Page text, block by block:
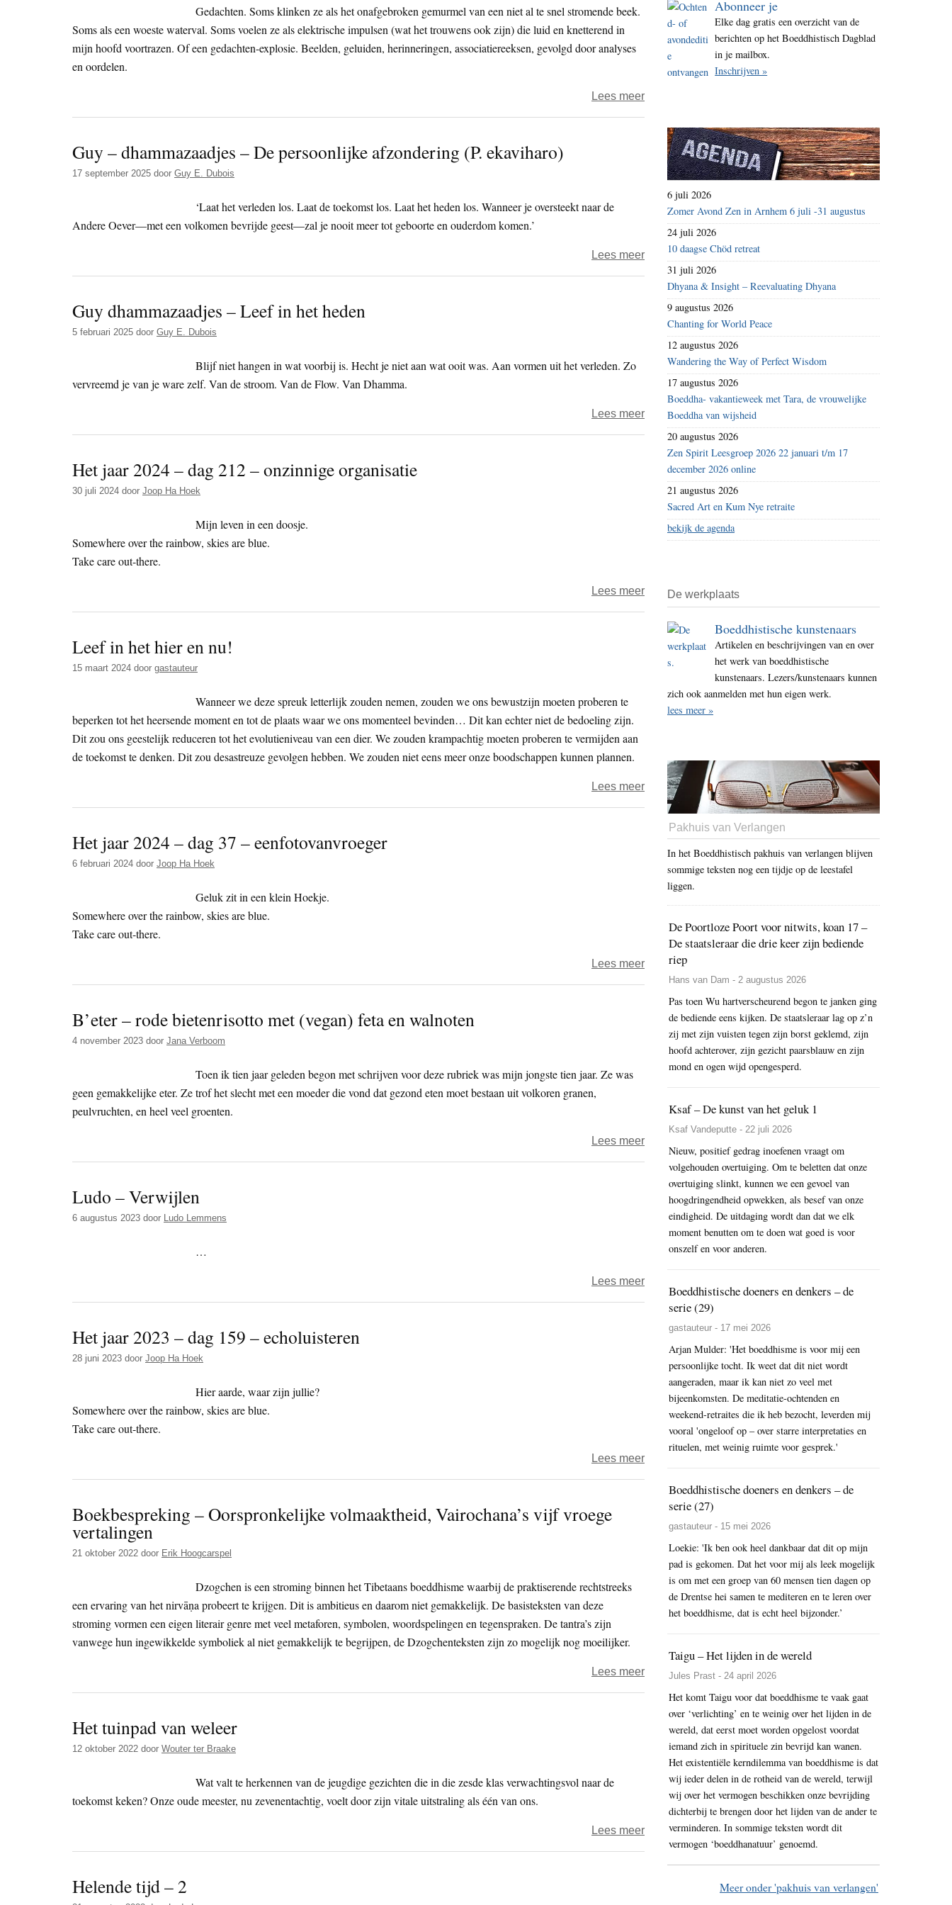
i
t
Gedachten. Soms klinken ze als het onafgebroken gemurmel van een niet al te snel stromende beek.
Soms als een woeste waterval. Soms voelen ze als elektrische impulsen (wat het trouwens ook zijn) die luid en knetterend in
mijn hoofd voortrazen. Of een gedachten-explosie. Beelden, geluiden, herinneringen, associatiereeksen, gevolgd door analyses
en oordelen.
Lees meerover
Spiegeltje
gedachten
gehechtheid
Guy – dhammazaadjes – De persoonlijke afzondering (P. ekaviharo)
17 september 2025 door Guy E. Dubois
‘Laat het verleden los. Laat de toekomst los. Laat het heden los. Wanneer je oversteekt naar de
Andere Oever—met een volkomen bevrijde geest—zal je nooit meer tot geboorte en ouderdom komen.’
Lees meerover
dhammazaadjes
persoonlijke
afzondering
ekaviharo)
Guy dhammazaadjes – Leef in het heden
5 februari 2025 door Guy E. Dubois
Blijf niet hangen in wat voorbij is. Hecht je niet aan wat ooit was. Aan vormen uit het verleden. Zo
vervreemd je van je ware zelf. Van de stroom. Van de Flow. Van Dhamma.
Lees meerover
dhammazaadjes
heden
Het jaar 2024 – dag 212 – onzinnige organisatie
30 juli 2024 door Joop Ha Hoek
Mijn leven in een doosje.
Somewhere over the rainbow, skies are blue.
Take care out-there.
Lees meerover
2024
Leef in het hier en nu!
15 maart 2024 door gastauteur
Wanneer we deze spreuk letterlijk zouden nemen, zouden we ons bewustzijn moeten proberen te
beperken tot het heersende moment en tot de plaats waar we ons momenteel bevinden… Dit kan echter niet de bedoeling zijn.
Dit zou ons geestelijk reduceren tot het evolutieniveau van een dier. We zouden krampachtig moeten proberen te vermijden aan
de toekomst te denken. Dit zou desastreuze gevolgen hebben. We zouden niet eens meer onze boodschappen kunnen plannen.
Lees meerover
Het jaar 2024 – dag 37 – eenfotovanvroeger
6 februari 2024 door Joop Ha Hoek
Geluk zit in een klein Hoekje.
Somewhere over the rainbow, skies are blue.
Take care out-there.
Lees meerover
2024
eenfotovanvroeger
B’eter – rode bietenrisotto met (vegan) feta en walnoten
4 november 2023 door Jana Verboom
Toen ik tien jaar geleden begon met schrijven voor deze rubriek was mijn jongste tien jaar. Ze was
geen gemakkelijke eter. Ze trof het slecht met een moeder die vond dat gezond eten moet bestaan uit volkoren granen,
peulvruchten, en heel veel groenten.
Lees meerover
B’eter
bietenrisotto
(vegan)
en
walnoten
Ludo – Verwijlen
6 augustus 2023 door Ludo Lemmens
…
Lees meerover
Ludo
Verwijlen
Het jaar 2023 – dag 159 – echoluisteren
28 juni 2023 door Joop Ha Hoek
Hier aarde, waar zijn jullie?
Somewhere over the rainbow, skies are blue.
Take care out-there.
Lees meerover
2023
Boekbespreking – Oorspronkelijke volmaaktheid, Vairochana’s vijf vroege
vertalingen
21 oktober 2022 door Erik Hoogcarspel
Dzogchen is een stroming binnen het Tibetaans boeddhisme waarbij de praktiserende rechtstreeks
een ervaring van het nirvāṇa probeert te krijgen. Dit is ambitieus en daarom niet gemakkelijk. De basisteksten van deze
stroming vormen een eigen literair genre met veel metaforen, symbolen, woordspelingen en tegenspraken. De tantra’s zijn
vanwege hun ingewikkelde symboliek al niet gemakkelijk te begrijpen, de Dzogchenteksten zijn zo mogelijk nog moeilijker.
Lees meerover
Oorspronkelijke
volmaaktheid,
Vairochana’s
vroege
vertalingen
Het tuinpad van weleer
12 oktober 2022 door Wouter ter Braake
Wat valt te herkennen van de jeugdige gezichten die in die zesde klas verwachtingsvol naar de
toekomst keken? Onze oude meester, nu zevenentachtig, voelt door zijn vitale uitstraling als één van ons.
Lees meerover
tuinpad
Helende tijd – 2
Abonneer je
Elke dag gratis een overzicht van de
berichten op het Boeddhistisch Dagblad
in je mailbox.
Inschrijven »
6 juli 2026
Zomer Avond Zen in Arnhem 6 juli -31 augustus
24 juli 2026
10 daagse Chöd retreat
31 juli 2026
Dhyana & Insight – Reevaluating Dhyana
9 augustus 2026
Chanting for World Peace
12 augustus 2026
Wandering the Way of Perfect Wisdom
17 augustus 2026
Boeddha- vakantieweek met Tara, de vrouwelijke
Boeddha van wijsheid
20 augustus 2026
Zen Spirit Leesgroep 2026 22 januari t/m 17
december 2026 online
21 augustus 2026
Sacred Art en Kum Nye retraite
bekijk de agenda
De werkplaats
Boeddhistische kunstenaars
Artikelen en beschrijvingen van en over
het werk van boeddhistische
kunstenaars. Lezers/kunstenaars kunnen
zich ook aanmelden met hun eigen werk.
lees meer »
Pakhuis van Verlangen
In het Boeddhistisch pakhuis van verlangen blijven
sommige teksten nog een tijdje op de leestafel
liggen.
De Poortloze Poort voor nitwits, koan 17 –
De staatsleraar die drie keer zijn bediende
riep
Hans van Dam - 2 augustus 2026
Pas toen Wu hartverscheurend begon te janken ging
de bediende eens kijken. De staatsleraar lag op z’n
zij met zijn vuisten tegen zijn borst geklemd, zijn
hoofd achterover, zijn gezicht paarsblauw en zijn
mond en ogen wijd opengesperd.
Ksaf – De kunst van het geluk 1
Ksaf Vandeputte - 22 juli 2026
Nieuw, positief gedrag inoefenen vraagt om
volgehouden overtuiging. Om te beletten dat onze
overtuiging slinkt, kunnen we een gevoel van
hoogdringendheid opwekken, als besef van onze
eindigheid. De uitdaging wordt dan dat we elk
moment benutten om te doen wat goed is voor
onszelf en voor anderen.
Boeddhistische doeners en denkers – de
serie (29)
gastauteur - 17 mei 2026
Arjan Mulder: 'Het boeddhisme is voor mij een
persoonlijke tocht. Ik weet dat dit niet wordt
aangeraden, maar ik kan niet zo veel met
bijeenkomsten. De meditatie-ochtenden en
weekend-retraites die ik heb bezocht, leverden mij
vooral 'ongeloof op – over starre interpretaties en
rituelen, met weinig ruimte voor gesprek.'
Boeddhistische doeners en denkers – de
serie (27)
gastauteur - 15 mei 2026
Loekie: 'Ik ben ook heel dankbaar dat dit op mijn
pad is gekomen. Dat het voor mij als leek mogelijk
is om met een groep van 60 mensen tien dagen op
de Drentse hei samen te mediteren en te leren over
het boeddhisme, dat is echt heel bijzonder.’
Taigu – Het lijden in de wereld
Jules Prast - 24 april 2026
Het komt Taigu voor dat boeddhisme te vaak gaat
over ‘verlichting’ en te weinig over het lijden in de
wereld, dat eerst moet worden opgelost voordat
iemand zich in spirituele zin bevrijd kan wanen.
Het existentiële kerndilemma van boeddhisme is dat
wij ieder delen in de rotheid van de wereld, terwijl
wij over het vermogen beschikken onze bevrijding
dichterbij te brengen door het lijden van de ander te
verminderen. In sommige teksten wordt dit
vermogen ‘boeddhanatuur’ genoemd.
Meer onder 'pakhuis van verlangen'